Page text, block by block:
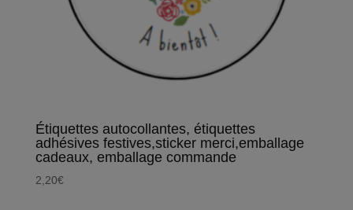
Étiquettes autocollantes, étiquettes
adhésives festives,sticker merci,emballage
cadeaux, emballage commande
2,20€